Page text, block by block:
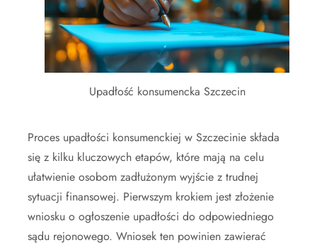
Upadłość konsumencka Szczecin
Proces upadłości konsumenckiej w Szczecinie składa
się z kilku kluczowych etapów, które mają na celu
ułatwienie osobom zadłużonym wyjście z trudnej
sytuacji finansowej. Pierwszym krokiem jest złożenie
wniosku o ogłoszenie upadłości do odpowiedniego
sądu rejonowego. Wniosek ten powinien zawierać